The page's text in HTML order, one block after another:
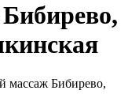
массаж Бибирево,